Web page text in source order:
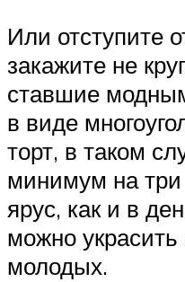
Или отступите
закажите не
ставшие
в виде
торт, в таком
минимум на три
ярус, как и в
можно
молодых.